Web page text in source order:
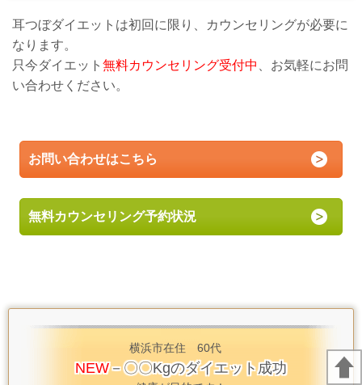
耳つぼダイエットは初回に限り、カウンセリングが必要に
なります。
只今ダイエット 無料カウンセリング受付中
、お気軽にお問
い合わせください。
お問い合わせはこちら
無料カウンセリング予約状況
横浜市在住 60代
NEW－〇〇Kgのダイエット成功